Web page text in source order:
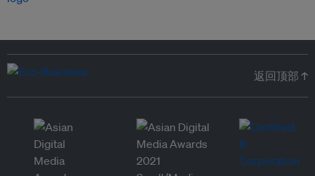
返回顶部 ↑